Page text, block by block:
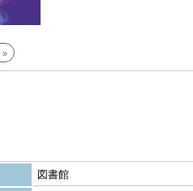
図書館